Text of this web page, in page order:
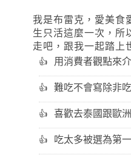
我是布雷克，愛美食
生只活這麼一次，所
走吧，跟我一起踏上
用消費者觀點來
難吃不會寫除非
喜歡去泰國跟歐
吃太多被選為第